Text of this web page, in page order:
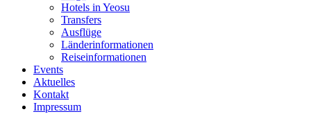
Hotels in Yeosu
Transfers
Ausflüge
Länderinformationen
Reiseinformationen
Events
Aktuelles
Kontakt
Impressum